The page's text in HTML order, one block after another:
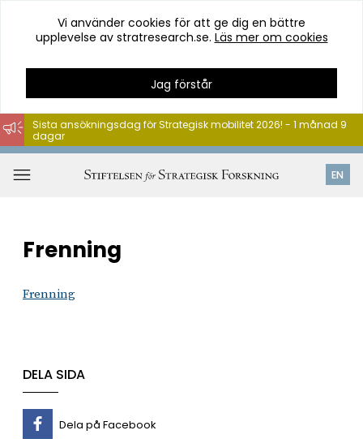
Hoppa
till
innehåll
Vi använder cookies för att ge dig en bättre
upplevelse av stratresearch.se. Läs mer om cookies
Jag förstår
EN
Sista ansökningsdag för Strategisk mobilitet 2026! - 1 månad 9
dagar
Frenning
Frenning
DELA SIDA
Dela på Facebook